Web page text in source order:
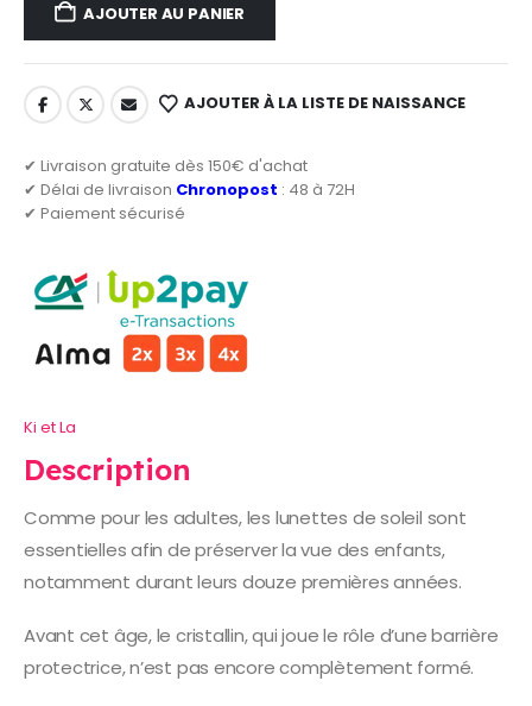
AJOUTER AU PANIER
AJOUTER À LA LISTE DE NAISSANCE
✔ Livraison gratuite dès 150€ d'achat
✔ Délai de livraison Chronopost : 48 à 72H
✔ Paiement sécurisé
Ki et La
Description
Comme pour les adultes, les lunettes de soleil sont
essentielles afin de préserver la vue des enfants,
notamment durant leurs douze premières années.
Avant cet âge, le cristallin, qui joue le rôle d’une barrière
protectrice, n’est pas encore complètement formé.